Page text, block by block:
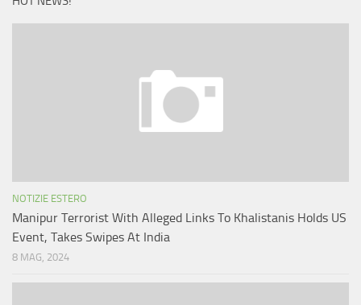
NOTIZIE ESTERO
Manipur Terrorist With Alleged Links To Khalistanis Holds US
Event, Takes Swipes At India
8 MAG, 2024